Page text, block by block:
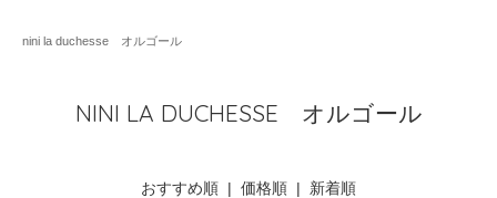
nini la duchesse オルゴール
NINI LA DUCHESSE オルゴール
おすすめ順 | 価格順 | 新着順